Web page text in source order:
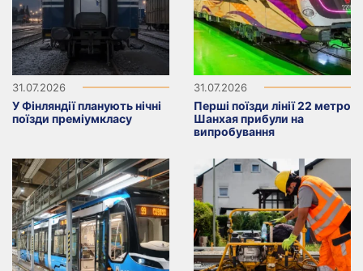
31.07.2026
У Фінляндії планують нічні
поїзди преміумкласу
31.07.2026
Перші поїзди лінії 22 метро
Шанхая прибули на
випробування